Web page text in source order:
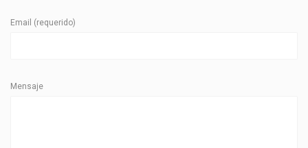
Email (requerido)
Mensaje